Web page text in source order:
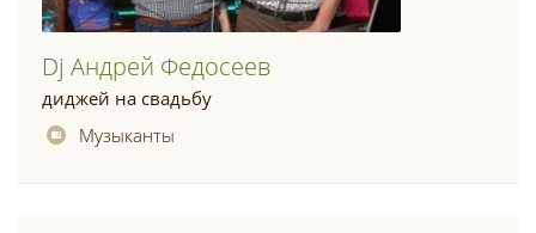
Dj Андрей Федосеев
диджей на свадьбу
Музыканты